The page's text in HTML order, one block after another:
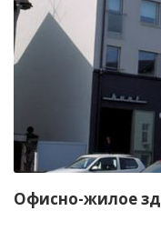
Офисно-жилое